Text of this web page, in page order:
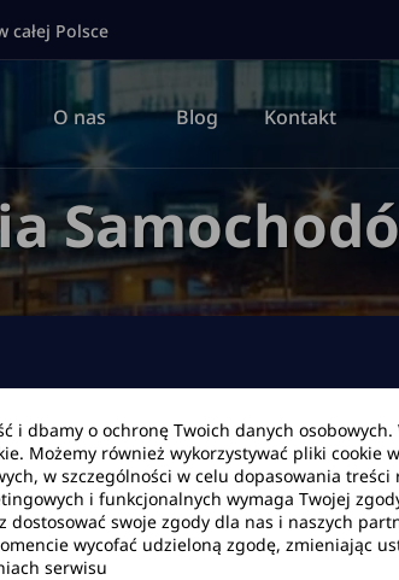
Data zwrotu
całej Polsce
O nas Blog Kontakt
i dbamy o ochronę Twoich danych
Możemy również wykorzystywać pliki cookie
w szczególności w celu dopasowania
i funkcjonalnych wymaga Twojej
dostosować swoje zgody dla nas i naszych
wycofać udzieloną zgodę, zmieniając
serwisu